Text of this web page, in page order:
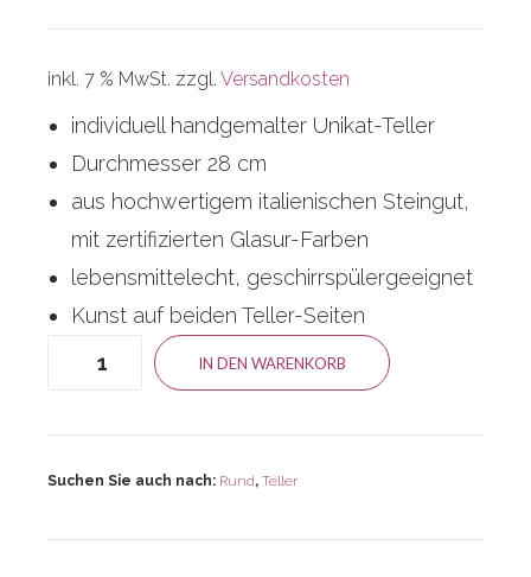
inkl. 7 % MwSt. zzgl. Versandkosten
individuell handgemalter Unikat-Teller
Durchmesser 28 cm
aus hochwertigem italienischen Steingut,
mit zertifizierten Glasur-Farben
lebensmittelecht, geschirrspülergeeignet
Kunst auf beiden Teller-Seiten
IN DEN WARENKORB
Suchen Sie auch nach: Rund, Teller